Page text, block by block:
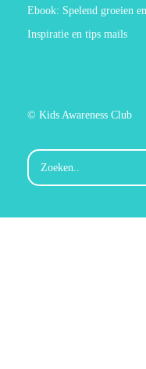
Ebook: Spelend groeien
Inspiratie en tips mails
© Kids Awareness Club